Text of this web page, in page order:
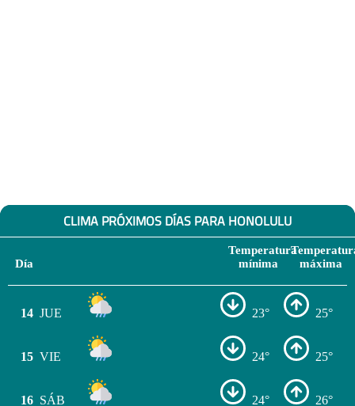
CLIMA PRÓXIMOS DÍAS PARA HONOLULU
Día
Temperatura
mínima
máxima
14 JUE 23° 25°
15 VIE 24° 25°
16 SÁB 24° 26°